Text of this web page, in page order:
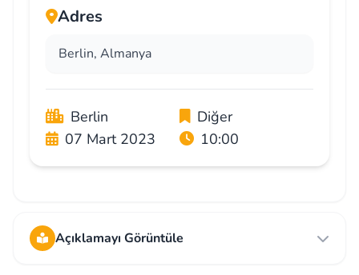
Adres
Berlin, Almanya
Berlin
Diğer
07 Mart 2023
10:00
Açıklamayı Görüntüle